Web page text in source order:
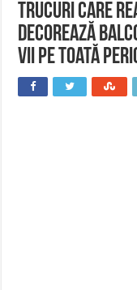
Trucuri care
decorează
vii pe toată